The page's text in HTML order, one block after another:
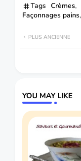
Tags Crèmes
Façonnages pains
PLUS ANCIENNE
YOU MAY LIKE